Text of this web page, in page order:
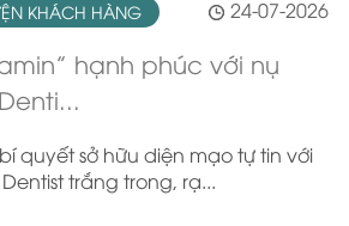
24-07-2026
KHÁCH HÀNG
hạnh phúc với nụ
quyết sở hữu diện mạo tự tin với
trắng trong, rạ...